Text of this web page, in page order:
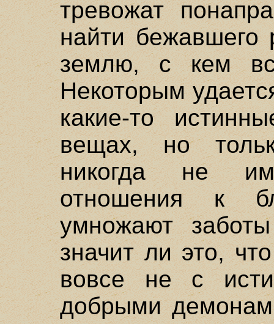
тревожат
найти бежавшего
землю, с кем
Некоторым
какие-то
вещах, но
никогда не
отношения к
умножают
значит ли это,
вовсе не с
добрыми